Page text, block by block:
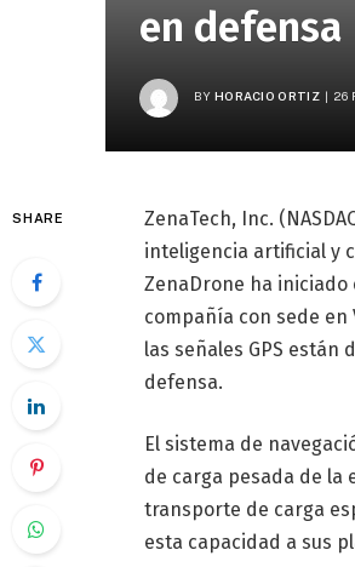
en defensa
BY HORACIO ORTIZ 26
SHARE
ZenaTech, Inc.
inteligencia artificial y
ZenaDrone ha iniciado
compañía con sede
las señales GPS
defensa.
El sistema de
de carga pesada de la
transporte de carga
esta capacidad a sus